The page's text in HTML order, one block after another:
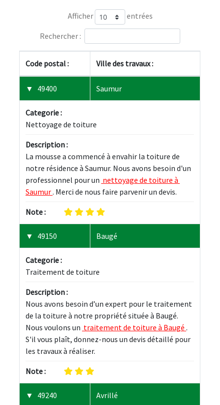
Afficher entrées
Rechercher :
Code postal : Ville des travaux :
49400 Saumur
Categorie :
Nettoyage de toiture
Description :
La mousse a commencé à envahir la toiture de
notre résidence à Saumur. Nous avons besoin d'un
professionnel pour un nettoyage de toiture à
Saumur . Merci de nous faire parvenir un devis.
Note :
49150 Baugé
Categorie :
Traitement de toiture
Description :
Nous avons besoin d’un expert pour le traitement
de la toiture à notre propriété située à Baugé.
Nous voulons un traitement de toiture à Baugé .
S'il vous plaît, donnez-nous un devis détaillé pour
les travaux à réaliser.
Note :
49240 Avrillé